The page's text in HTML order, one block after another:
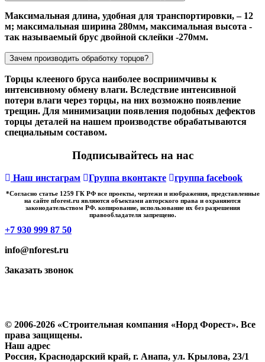
Максимальная длина, удобная для транспортировки, – 12
м; максимальная ширина 280мм, максимальная высота -
так называемый брус двойной склейки -270мм.
Зачем производить обработку торцов?
Торцы клееного бруса наиболее восприимчивы к
интенсивному обмену влаги. Вследствие интенсивной
потери влаги через торцы, на них возможно появление
трещин. Для минимизации появления подобных дефектов
торцы деталей на нашем производстве обрабатываются
специальным составом.
Подписывайтесь на нас
Наш инстаграм Группа вконтакте группа facebook
*Cогласно статье 1259 ГК РФ все проекты, чертежи и изображения, представленные
на сайте nforest.ru являются объектами авторского права и охраняются
законодательством РФ. копирование, использование их без разрешения
правообладателя запрещено.
+7 930 999 87 50
info@nforest.ru
Заказать звонок
© 2006-2026 «Строительная компания «Норд Форест». Все
права защищены.
Наш адрес
Россия, Краснодарский край, г. Анапа, ул. Крылова, 23/1